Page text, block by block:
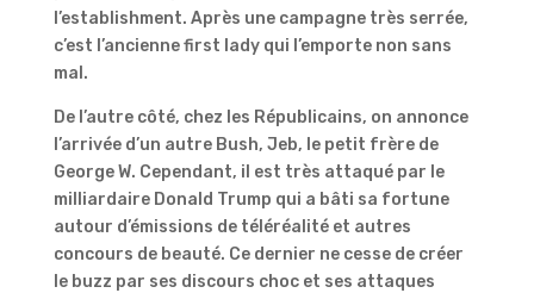
l’establishment. Après une campagne très serrée,
c’est l’ancienne first lady qui l’emporte non sans
mal.
De l’autre côté, chez les Républicains, on annonce
l’arrivée d’un autre Bush, Jeb, le petit frère de
George W. Cependant, il est très attaqué par le
milliardaire Donald Trump qui a bâti sa fortune
autour d’émissions de téléréalité et autres
concours de beauté. Ce dernier ne cesse de créer
le buzz par ses discours choc et ses attaques